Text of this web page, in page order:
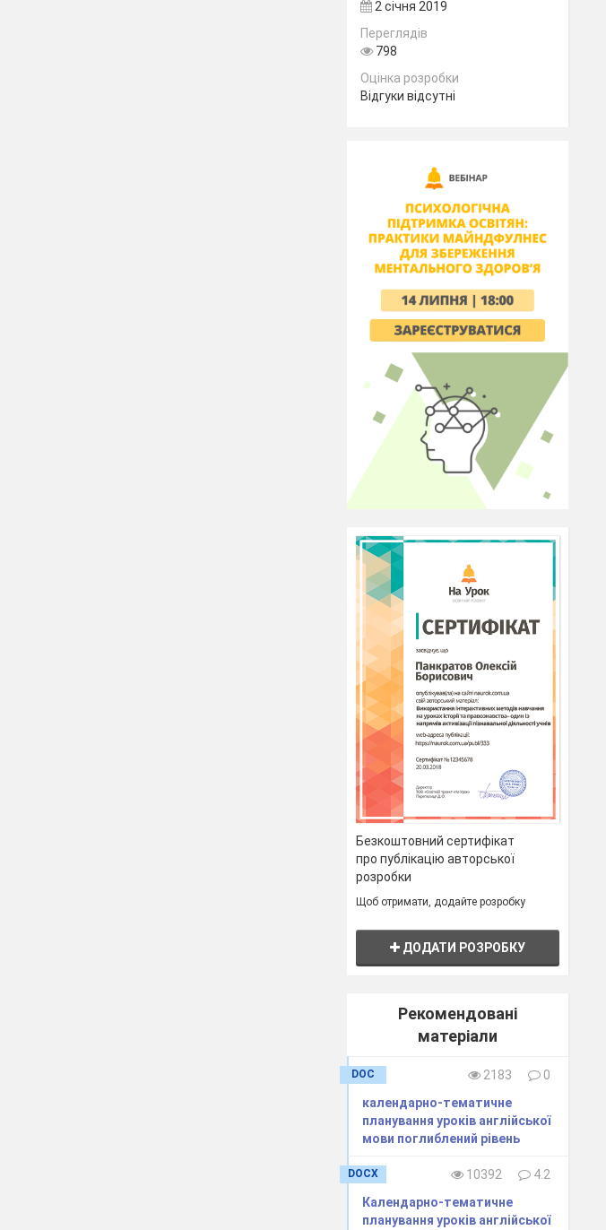
2 січня 2019
Переглядів
798
Оцінка розробки
Відгуки відсутні
Безкоштовний сертифікат
про публікацію авторської
розробки
Щоб отримати, додайте розробку
ДОДАТИ РОЗРОБКУ
Рекомендовані
матеріали
DOC 2183
0
календарно-тематичне
планування уроків англійської
мови поглиблений рівень
DOCX 10392
4.2
Календарно-тематичне
планування уроків англійської